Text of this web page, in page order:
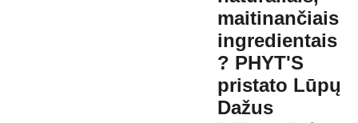
maitinančiais
ingredientais
? PHYT'S
pristato Lūpų
Dažus